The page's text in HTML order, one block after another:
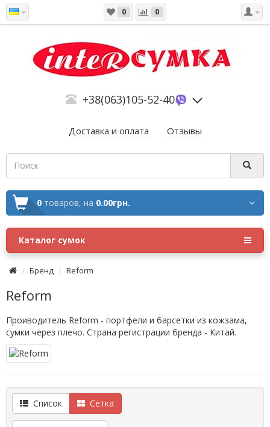
0 0
+38(063)105-52-40
Доставка и оплата Отзывы
0 товаров, на 0.00грн.
Каталог сумок
Бренд Reform
Reform
Проиводитель Reform - портфели и барсетки из кожзама,
сумки через плечо. Страна регистрации бренда - Китай.
Список Сетка